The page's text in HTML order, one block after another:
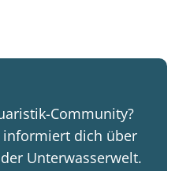
Community?
dich über
Unterwasserwelt.